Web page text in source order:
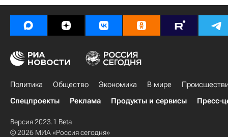
Политика Общество Экономика В мире
Спецпроекты
Реклама Продукты и сервисы Пресс-
Версия 2023.1 Beta
© 2026 МИА «Россия сегодня»